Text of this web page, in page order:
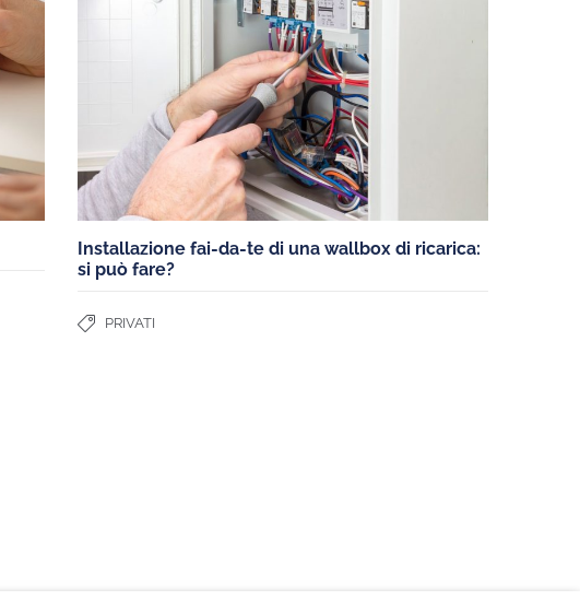
Installazione fai-da-te di una wallbox di ricarica:
si può fare?
PRIVATI